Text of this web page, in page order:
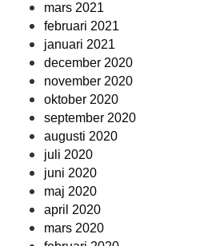
mars 2021
februari 2021
januari 2021
december 2020
november 2020
oktober 2020
september 2020
augusti 2020
juli 2020
juni 2020
maj 2020
april 2020
mars 2020